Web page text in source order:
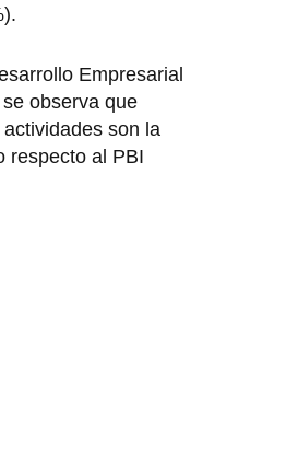
Empresarial
observa que
son la
respecto al PBI